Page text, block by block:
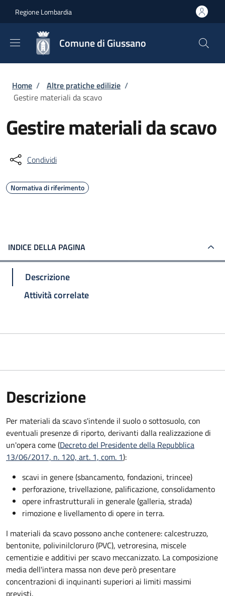
Regione Lombardia
Comune di Giussano
Briciole di pane
Home / Altre pratiche edilizie /
Gestire materiali da scavo
Gestire materiali da scavo
Condividi
Normativa di riferimento
INDICE DELLA PAGINA
Descrizione
Attività correlate
Descrizione
Per materiali da scavo s'intende il suolo o sottosuolo, con
eventuali presenze di riporto, derivanti dalla realizzazione di
un'opera come (Decreto del Presidente della Repubblica
13/06/2017, n. 120, art. 1, com. 1):
scavi in genere (sbancamento, fondazioni, trincee)
perforazione, trivellazione, palificazione, consolidamento
opere infrastrutturali in generale (galleria, strada)
rimozione e livellamento di opere in terra.
I materiali da scavo possono anche contenere: calcestruzzo,
bentonite, polivinilcloruro (PVC), vetroresina, miscele
cementizie e additivi per scavo meccanizzato. La composizione
media dell'intera massa non deve però presentare
concentrazioni di inquinanti superiori ai limiti massimi
previsti.